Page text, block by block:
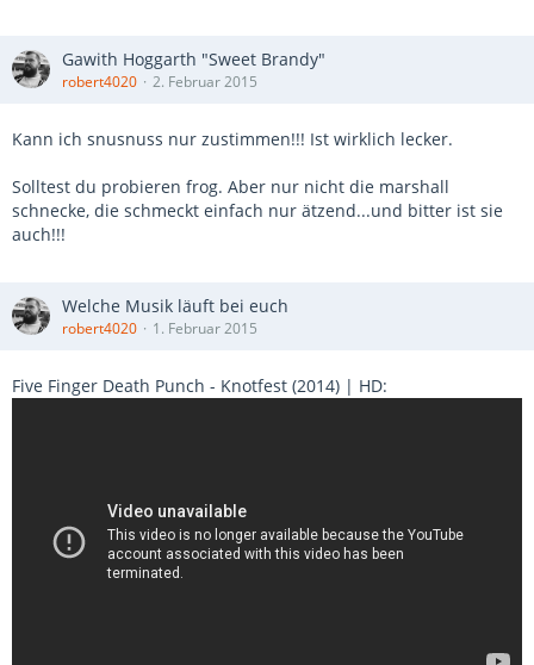
Gawith Hoggarth "Sweet Brandy"
robert4020 2. Februar 2015
Kann ich snusnuss nur zustimmen!!! Ist wirklich lecker.
Solltest du probieren frog. Aber nur nicht die marshall
schnecke, die schmeckt einfach nur ätzend...und bitter ist sie
auch!!!
Welche Musik läuft bei euch
robert4020 1. Februar 2015
Five Finger Death Punch - Knotfest (2014) | HD: